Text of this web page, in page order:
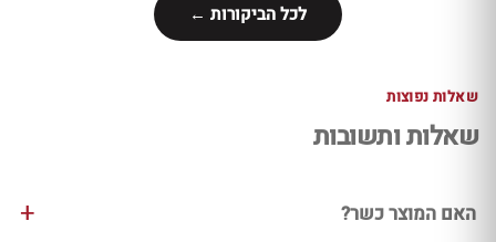
לכל הביקורות ←
שאלות נפוצות
שאלות ותשובות
האם המוצר כשר?